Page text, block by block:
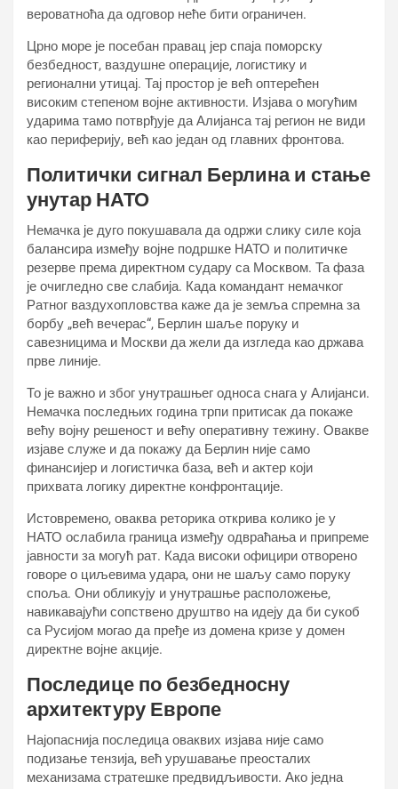
вероватноћа да одговор неће бити ограничен.
Црно море је посебан правац јер спаја поморску
безбедност, ваздушне операције, логистику и
регионални утицај. Тај простор је већ оптерећен
високим степеном војне активности. Изјава о могућим
ударима тамо потврђује да Алијанса тај регион не види
као периферију, већ као један од главних фронтова.
Политички сигнал Берлина и стање
унутар НАТО
Немачка је дуго покушавала да одржи слику силе која
балансира између војне подршке НАТО и политичке
резерве према директном судару са Москвом. Та фаза
је очигледно све слабија. Када командант немачког
Ратног ваздухопловства каже да је земља спремна за
борбу „већ вечерас“, Берлин шаље поруку и
савезницима и Москви да жели да изгледа као држава
прве линије.
То је важно и због унутрашњег односа снага у Алијанси.
Немачка последњих година трпи притисак да покаже
већу војну решеност и већу оперативну тежину. Овакве
изјаве служе и да покажу да Берлин није само
финансијер и логистичка база, већ и актер који
прихвата логику директне конфронтације.
Истовремено, оваква реторика открива колико је у
НАТО ослабила граница између одвраћања и припреме
јавности за могућ рат. Када високи официри отворено
говоре о циљевима удара, они не шаљу само поруку
споља. Они обликују и унутрашње расположење,
навикавајући сопствено друштво на идеју да би сукоб
са Русијом могао да пређе из домена кризе у домен
директне војне акције.
Последице по безбедносну
архитектуру Европе
Најопаснија последица оваквих изјава није само
подизање тензија, већ урушавање преосталих
механизама стратешке предвидљивости. Ако једна